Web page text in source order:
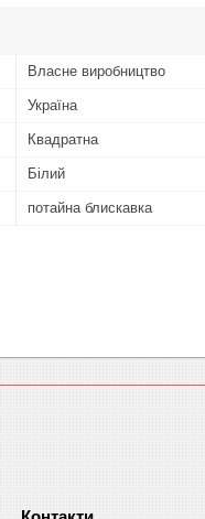
Власне виробництво
Україна
Квадратна
Білий
потайна блискавка